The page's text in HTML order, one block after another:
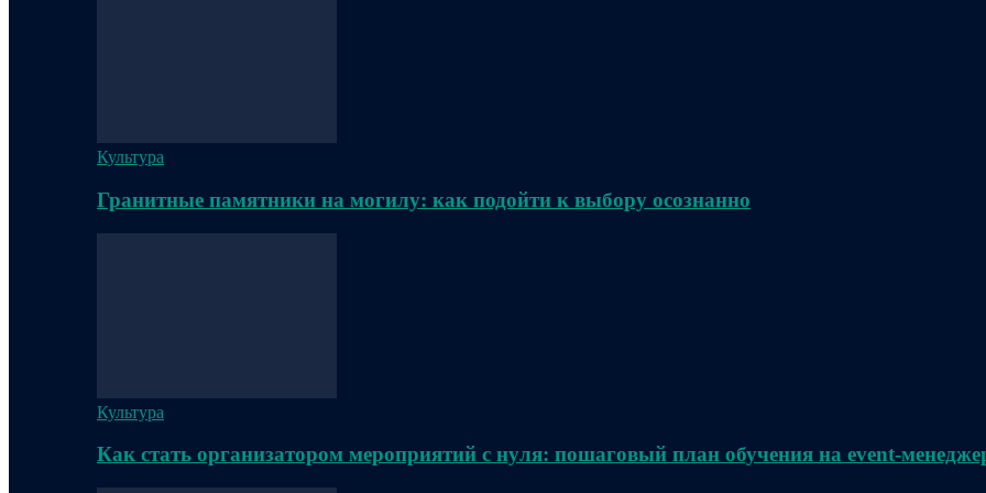
Культура
Гранитные памятники на могилу: как подойти к выбору осознанно
Культура
Как стать организатором мероприятий с нуля: пошаговый план обучения на event-